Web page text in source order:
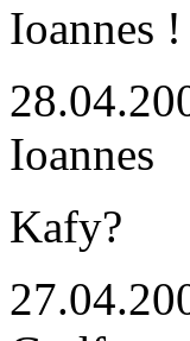
Ioannes !
Ioannes
Kafy?